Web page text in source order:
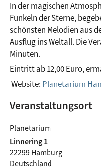
Veranstaltungsort
Planetarium
Linnering 1
22299 Hamburg
Deutschland
In der magischen
Funkeln der Sterne,
schönsten Melodien aus
Ausflug ins Weltall. Die
Minuten.
Eintritt ab 12,00 Euro,
Website: Planetarium